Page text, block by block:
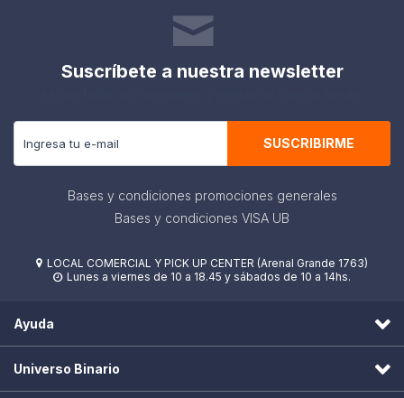
Suscríbete a nuestra newsletter
SUSCRIBIRME
Bases y condiciones promociones generales
Bases y condiciones VISA UB
 LOCAL COMERCIAL Y PICK UP CENTER (Arenal Grande 1763)
 Lunes a viernes de 10 a 18.45 y sábados de 10 a 14hs.
Ayuda
Universo Binario